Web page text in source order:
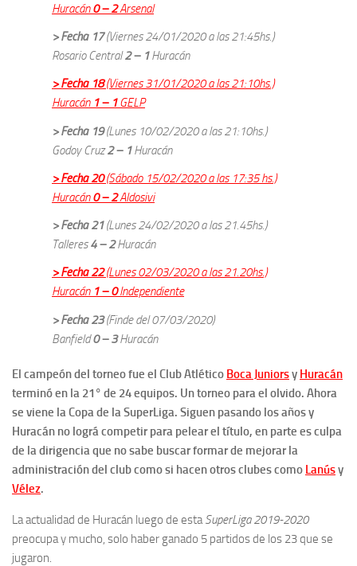
Huracán0 – 2Arsenal
> Fecha 17(Viernes 24/01/2020 a las 21:45hs.)
Rosario Central2 – 1Huracán
> Fecha 18(Viernes 31/01/2020 a las 21:10hs.)
Huracán 1 – 1GELP
> Fecha 19(Lunes 10/02/2020 a las 21:10hs.)
Godoy Cruz2 – 1Huracán
> Fecha 20(Sábado 15/02/2020 a las 17:35 hs.)
Huracán0 – 2Aldosivi
> Fecha 21(Lunes 24/02/2020 a las 21.45hs.)
Talleres4 – 2Huracán
> Fecha 22(Lunes 02/03/2020 a las 21.20hs.)
Huracán 1 – 0Independiente
> Fecha 23(Finde del 07/03/2020)
Banfield0 – 3Huracán
El campeón del torneo fue el Club Atlético Boca Juniorsy Huracán
terminó en la 21° de 24 equipos. Un torneo para el olvido. Ahora
se viene la Copa de la SuperLiga. Siguen pasando los años y
Huracán no lográ competir para pelear el título, en parte es culpa
de la dirigencia que no sabe buscar formar de mejorar la
administración del club como si hacen otros clubes como Lanúsy
Vélez.
La actualidad de Huracán luego de estaSuperLiga 2019-2020
preocupa y mucho, solo haber ganado 5 partidos de los 23 que se
jugaron.